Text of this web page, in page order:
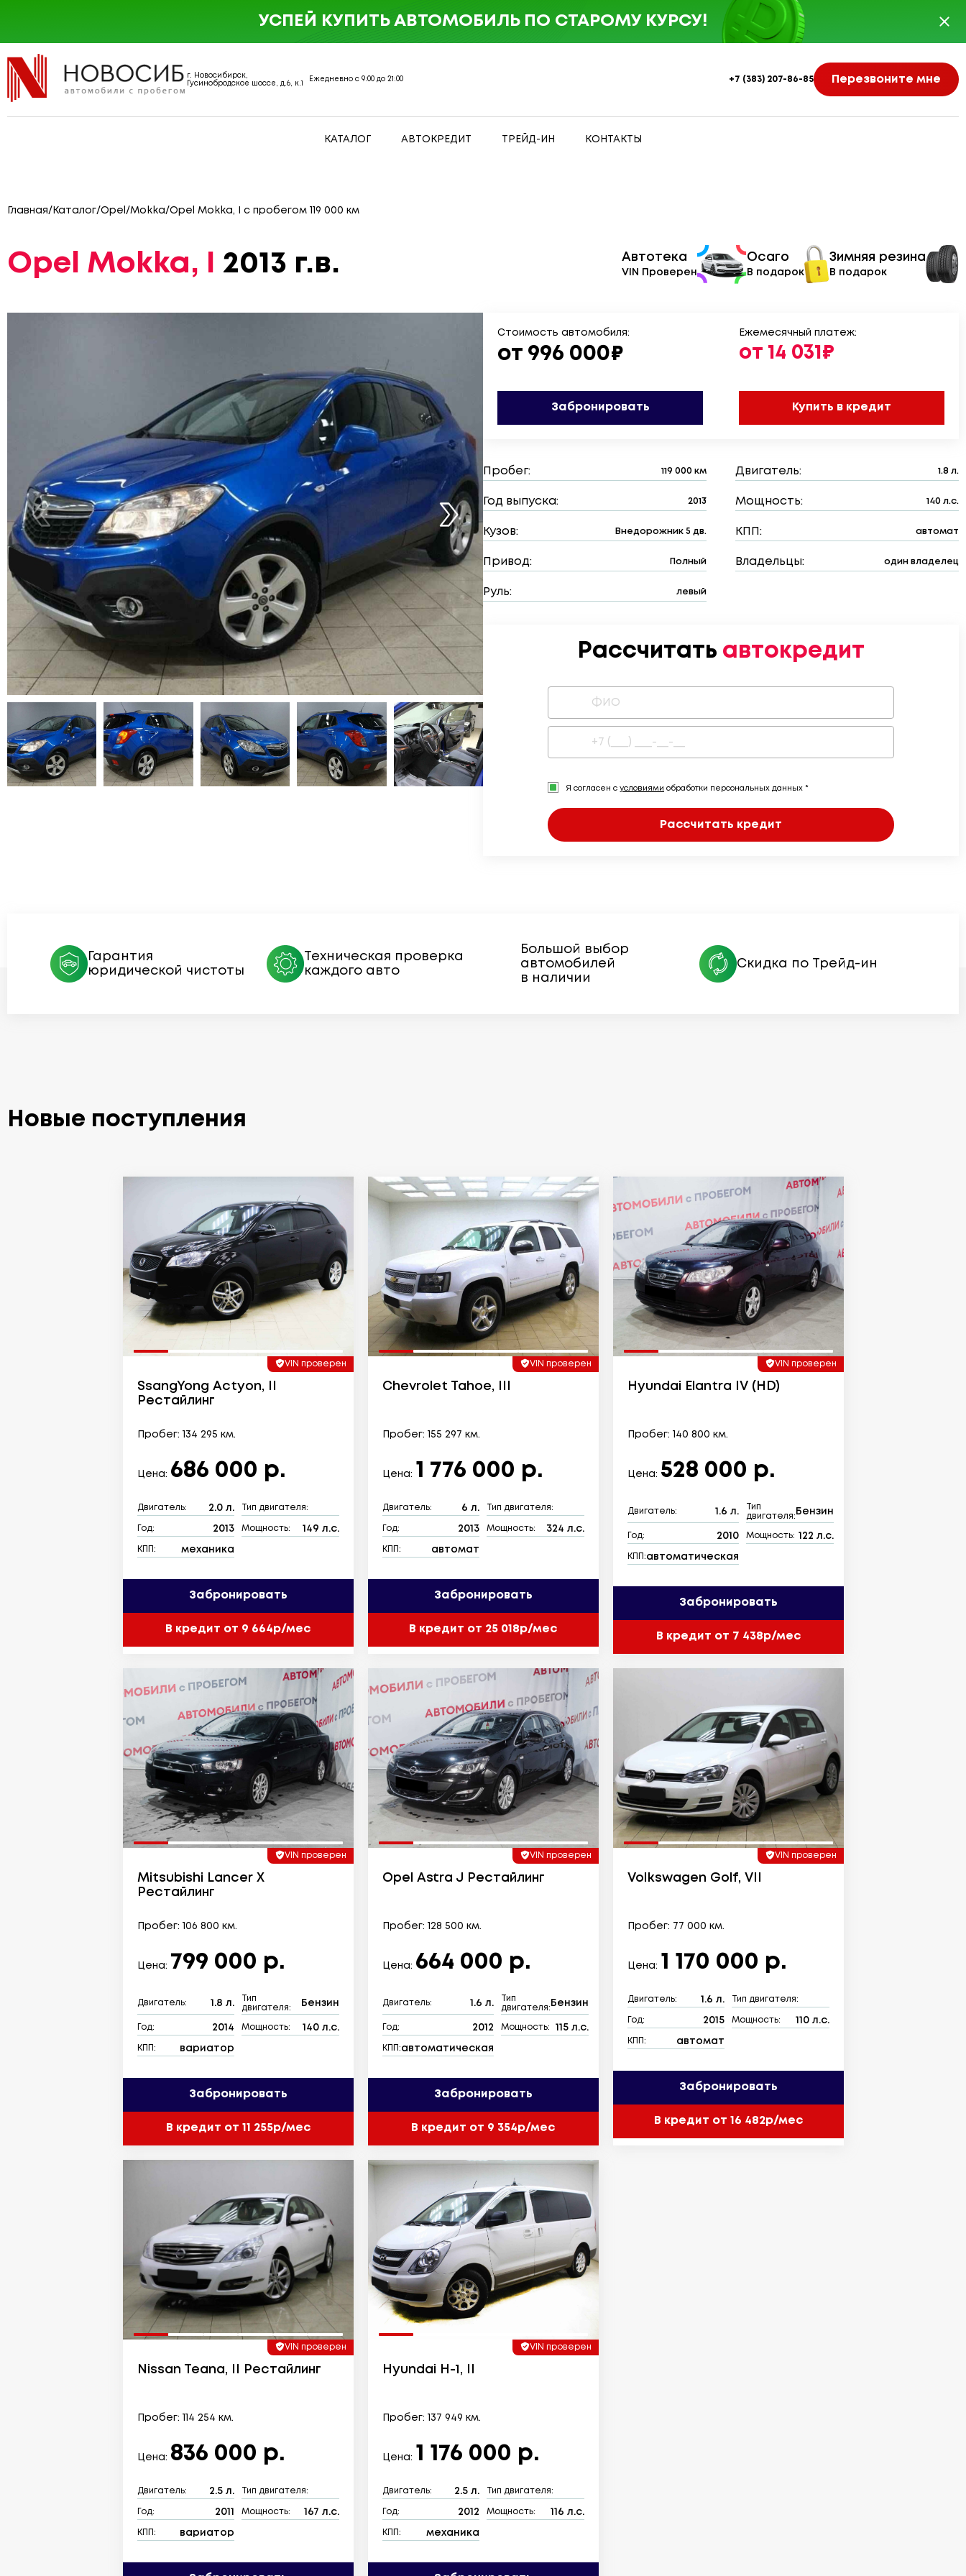
г. Новосибирск,
Гусинобродское шоссе, д.6, к.1
Ежедневно с 9:00 до 21:00 +7 (383) 207-86-85 Перезвоните мне
КАТАЛОГ АВТОКРЕДИТ ТРЕЙД-ИН КОНТАКТЫ
УСПЕЙ КУПИТЬ АВТОМОБИЛЬ ПО СТАРОМУ КУРСУ!
Главная/ Каталог/Opel /Mokka/Opel Mokka, I с пробегом 119 000 км
Opel Mokka, I 2013 г.в. Автотека
VIN Проверен
Осаго
В подарок
Зимняя резина
В подарок
Стоимость автомобиля:
от 996 000₽
Забронировать
Ежемесячный платеж:
от 14 031₽
Купить в кредит
Пробег: 119 000 км Двигатель: 1.8 л.
Год выпуска: 2013 Мощность: 140 л.с.
Кузов: Внедорожник 5 дв. КПП: автомат
Привод: Полный Владельцы: один владелец
Руль: левый
Рассчитать автокредит
Я согласен с условиями обработки персональных данных *
Рассчитать кредит
Гарантия
юридической чистоты
Техническая проверка
каждого авто
Большой выбор
автомобилей
в наличии
Скидка по Трейд-ин
Новые поступления
VIN проверен
SsangYong Actyon, II
Рестайлинг
Пробег: 134 295 км.
Цена: 686 000 р.
Двигатель: 2.0 л. Тип двигателя:
Год: 2013 Мощность: 149 л.с.
КПП: механика
Забронировать
В кредит от 9 664р/мес
VIN проверен
Chevrolet Tahoe, III
Пробег: 155 297 км.
Цена: 1 776 000 р.
Двигатель: 6 л. Тип двигателя:
Год: 2013 Мощность: 324 л.с.
КПП: автомат
Забронировать
В кредит от 25 018р/мес
VIN проверен
Hyundai Elantra IV (HD)
Пробег: 140 800 км.
Цена: 528 000 р.
Двигатель: 1.6 л.
Тип
двигателя:
Бензин
Год: 2010 Мощность: 122 л.с.
КПП:автоматическая
Забронировать
В кредит от 7 438р/мес
VIN проверен
Mitsubishi Lancer X
Рестайлинг
Пробег: 106 800 км.
Цена: 799 000 р.
Двигатель: 1.8 л.
Тип
двигателя:
Бензин
Год: 2014 Мощность: 140 л.с.
КПП: вариатор
Забронировать
В кредит от 11 255р/мес
VIN проверен
Opel Astra J Рестайлинг
Пробег: 128 500 км.
Цена: 664 000 р.
Двигатель: 1.6 л.
Тип
двигателя:
Бензин
Год: 2012 Мощность: 115 л.с.
КПП:автоматическая
Забронировать
В кредит от 9 354р/мес
VIN проверен
Volkswagen Golf, VII
Пробег: 77 000 км.
Цена: 1 170 000 р.
Двигатель: 1.6 л. Тип двигателя:
Год: 2015 Мощность: 110 л.с.
КПП: автомат
Забронировать
В кредит от 16 482р/мес
VIN проверен
Nissan Teana, II Рестайлинг
Пробег: 114 254 км.
Цена: 836 000 р.
Двигатель: 2.5 л. Тип двигателя:
Год: 2011 Мощность: 167 л.с.
КПП: вариатор
VIN проверен
Hyundai H-1, II
Пробег: 137 949 км.
Цена: 1 176 000 р.
Двигатель: 2.5 л. Тип двигателя:
Год: 2012 Мощность: 116 л.с.
КПП: механика